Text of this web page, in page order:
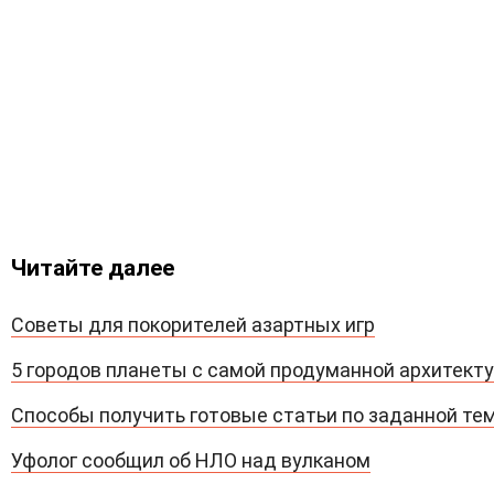
Читайте далее
Советы для покорителей азартных игр
5 городов планеты с самой продуманной
Способы получить готовые статьи по заданной
Уфолог сообщил об НЛО над вулканом